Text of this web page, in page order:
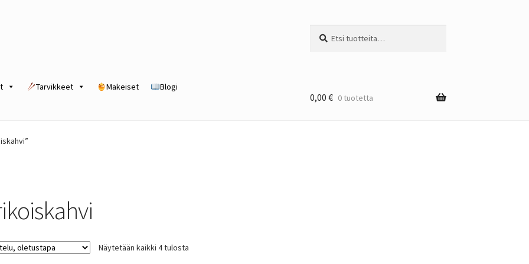
Tarvikkeet Makeiset Blogi
0,00 € 0 tuotetta
Näytetään kaikki 4 tulosta